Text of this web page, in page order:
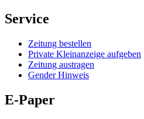
Service
Zeitung bestellen
Private Kleinanzeige aufgeben
Zeitung austragen
Gender Hinweis
E-Paper